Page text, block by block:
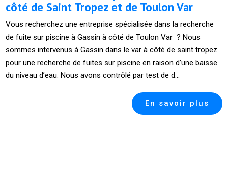
côté de Saint Tropez et de Toulon Var
Vous recherchez une entreprise spécialisée dans la recherche
de fuite sur piscine à Gassin à côté de Toulon Var ? Nous
sommes intervenus à Gassin dans le var à côté de saint tropez
pour une recherche de fuites sur piscine en raison d’une baisse
du niveau d’eau. Nous avons contrôlé par test de d...
En savoir plus